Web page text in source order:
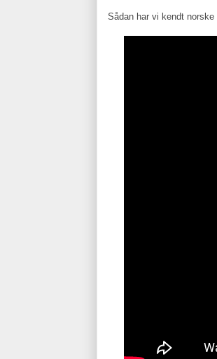
Sådan har vi kendt norske